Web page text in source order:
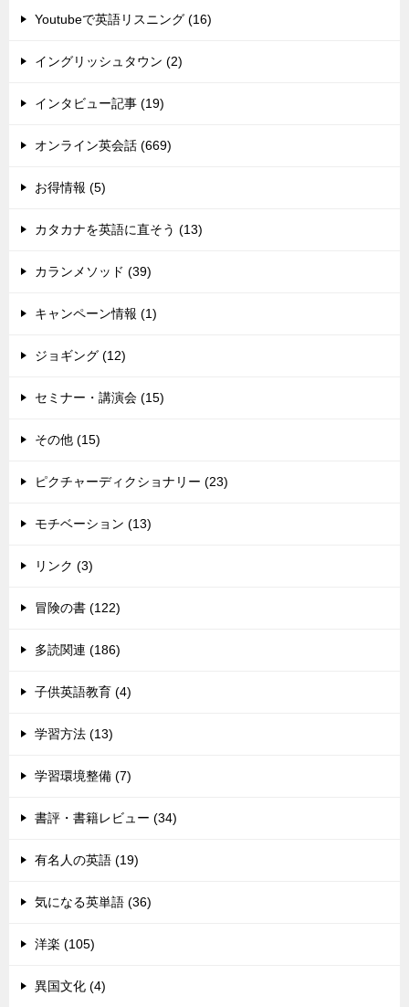
Youtubeで英語リスニング (16)
イングリッシュタウン (2)
インタビュー記事 (19)
オンライン英会話 (669)
お得情報 (5)
カタカナを英語に直そう (13)
カランメソッド (39)
キャンペーン情報 (1)
ジョギング (12)
セミナー・講演会 (15)
その他 (15)
ピクチャーディクショナリー (23)
モチベーション (13)
リンク (3)
冒険の書 (122)
多読関連 (186)
子供英語教育 (4)
学習方法 (13)
学習環境整備 (7)
書評・書籍レビュー (34)
有名人の英語 (19)
気になる英単語 (36)
洋楽 (105)
異国文化 (4)